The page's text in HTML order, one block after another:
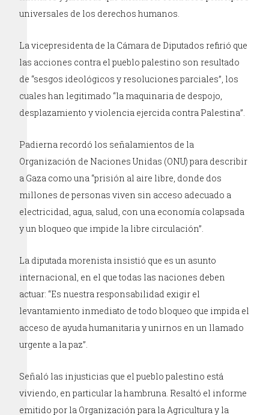
universales de los derechos humanos.
La vicepresidenta de la Cámara de Diputados refirió que
las acciones contra el pueblo palestino son resultado
de “sesgos ideológicos y resoluciones parciales”, los
cuales han legitimado “la maquinaria de despojo,
desplazamiento y violencia ejercida contra Palestina”.
Padierna recordó los señalamientos de la
Organización de Naciones Unidas (ONU) para describir
a Gaza como una “prisión al aire libre, donde dos
millones de personas viven sin acceso adecuado a
electricidad, agua, salud, con una economía colapsada
y un bloqueo que impide la libre circulación”.
La diputada morenista insistió que es un asunto
internacional, en el que todas las naciones deben
actuar: “Es nuestra responsabilidad exigir el
levantamiento inmediato de todo bloqueo que impida el
acceso de ayuda humanitaria y unirnos en un llamado
urgente a la paz”.
Señaló las injusticias que el pueblo palestino está
viviendo, en particular la hambruna. Resaltó el informe
emitido por la Organización para la Agricultura y la